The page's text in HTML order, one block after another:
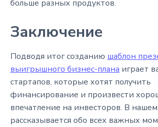
больше разных продуктов.
Заключение
Подводя итог созданию шаблон
выигрышного бизнес-плана играет
стартапов, которые хотят получить
финансирование и произвести
впечатление на инвесторов. В
рассказывается обо всех важных